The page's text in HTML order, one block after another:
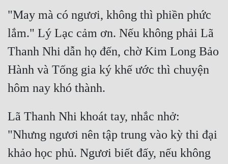
"May mà có ngươi, không thì phiền phức
lắm." Lý Lạc cảm ơn. Nếu không phải Lã
Thanh Nhi dẫn họ đến, chờ Kim Long Bảo
Hành và Tống gia ký khế ước thì chuyện
Lã Thanh Nhi khoát tay, nhắc nhở:
"Nhưng ngươi nên tập trung vào kỳ thi đại
khảo học phủ. Ngươi biết đấy, nếu không